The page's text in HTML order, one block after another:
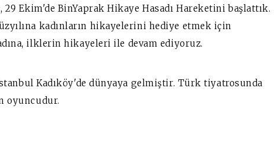
Ekim'de BinYaprak Hikaye Hasadı Hareketini başlattık.
kadınların hikayelerini hediye etmek için
ilklerin hikayeleri ile devam ediyoruz.
Kadıköy'de dünyaya gelmiştir. Türk tiyatrosunda
oyuncudur.